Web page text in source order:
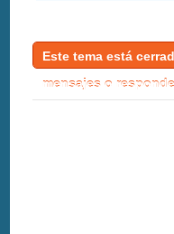
Este tema está
mensajes o